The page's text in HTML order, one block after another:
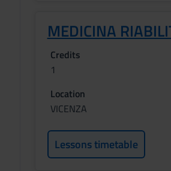
MEDICINA
Credits
1
Location
VICENZA
Lessons timetable